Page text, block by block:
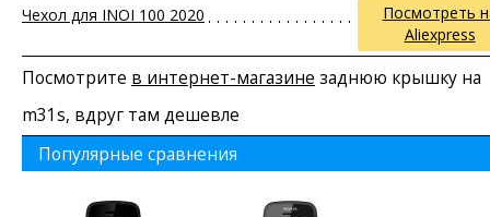
Чехол для INOI 100 2020
Посмотреть
Aliexpress
Посмотрите в интернет-магазине заднюю крышку на
m31s, вдруг там дешевле
Популярные сравнения